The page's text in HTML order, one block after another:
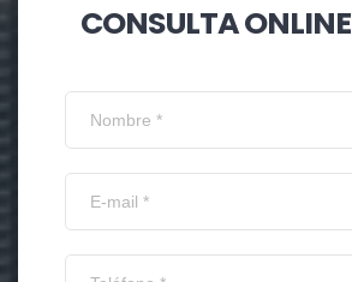
CONSULTA ONLINE